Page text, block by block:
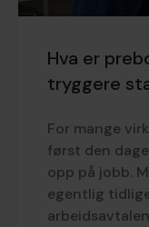
Hva er
tryggere
For mange
først den
opp på jobb.
egentlig